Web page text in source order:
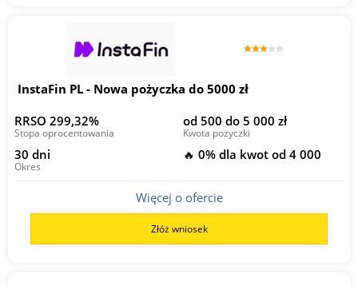
InstaFin PL - Nowa pożyczka do 5000 zł
RRSO 299,32%
Stopa oprocentowania
od 500 do 5 000 zł
Kwota pożyczki
30 dni
Okres
🔥 0% dla kwot od 4 000
Więcej o ofercie
Złóż wniosek